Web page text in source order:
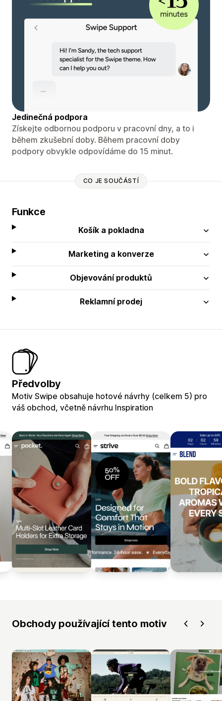
Jedinečná podpora
Získejte odbornou podporu v pracovní dny, a to i
během zkušební doby. Během pracovní doby
podpory obvykle odpovídáme do 15 minut.
CO JE SOUČÁSTÍ
Funkce
Košík a pokladna
Marketing a konverze
Objevování produktů
Reklamní prodej
Předvolby
Motiv Swipe obsahuje hotové návrhy (celkem 5) pro
váš obchod, včetně návrhu Inspiration
Obchody používající tento motiv